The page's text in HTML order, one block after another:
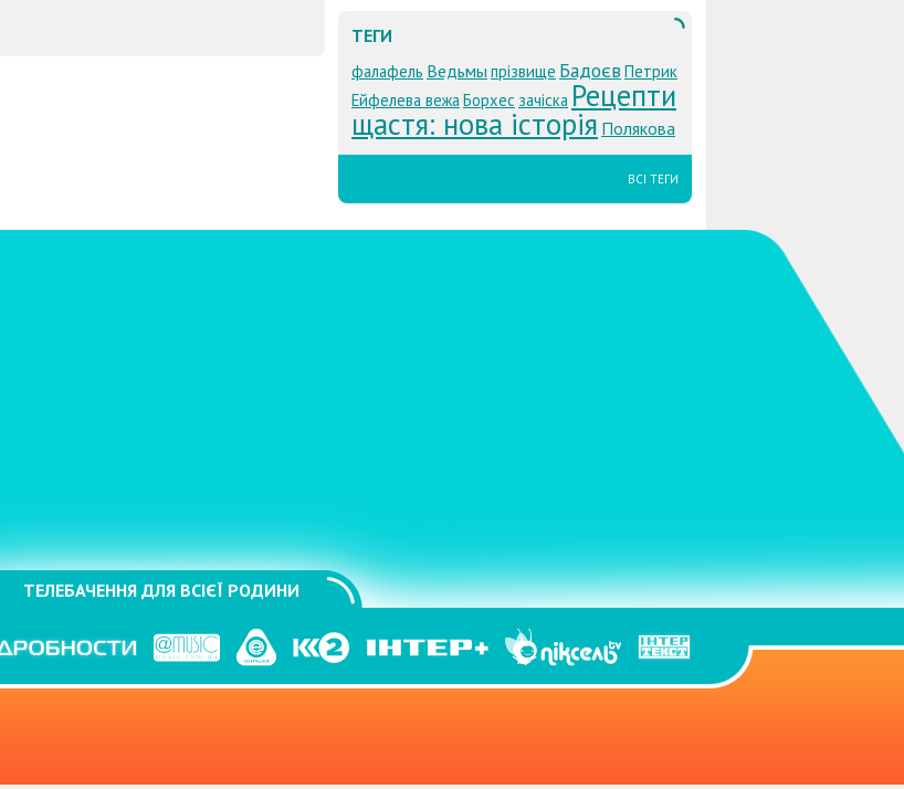
ТЕГИ
фалафель Ведьмы прізвище Бадоєв Петрик
Ейфелева вежаБорхес зачіска Рецепти
щастя: нова історія Полякова
ВСІ ТЕГИ
ТЕЛЕБАЧЕННЯ ДЛЯ ВСІЄЇ РОДИНИ